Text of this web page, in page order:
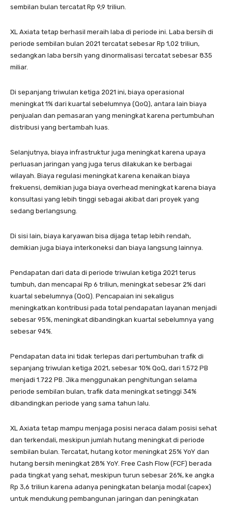
sembilan bulan tercatat Rp 9,9 triliun.
XL Axiata tetap berhasil meraih laba di periode ini. Laba bersih di
periode sembilan bulan 2021 tercatat sebesar Rp 1,02 triliun,
sedangkan laba bersih yang dinormalisasi tercatat sebesar 835
miliar.
Di sepanjang triwulan ketiga 2021 ini, biaya operasional
meningkat 1% dari kuartal sebelumnya (QoQ), antara lain biaya
penjualan dan pemasaran yang meningkat karena pertumbuhan
distribusi yang bertambah luas.
Selanjutnya, biaya infrastruktur juga meningkat karena upaya
perluasan jaringan yang juga terus dilakukan ke berbagai
wilayah. Biaya regulasi meningkat karena kenaikan biaya
frekuensi, demikian juga biaya overhead meningkat karena biaya
konsultasi yang lebih tinggi sebagai akibat dari proyek yang
sedang berlangsung.
Di sisi lain, biaya karyawan bisa dijaga tetap lebih rendah,
demikian juga biaya interkoneksi dan biaya langsung lainnya.
Pendapatan dari data di periode triwulan ketiga 2021 terus
tumbuh, dan mencapai Rp 6 triliun, meningkat sebesar 2% dari
kuartal sebelumnya (QoQ). Pencapaian ini sekaligus
meningkatkan kontribusi pada total pendapatan layanan menjadi
sebesar 95%, meningkat dibandingkan kuartal sebelumnya yang
sebesar 94%.
Pendapatan data ini tidak terlepas dari pertumbuhan trafik di
sepanjang triwulan ketiga 2021, sebesar 10% QoQ, dari 1.572 PB
menjadi 1.722 PB. Jika menggunakan penghitungan selama
periode sembilan bulan, trafik data meningkat setinggi 34%
dibandingkan periode yang sama tahun lalu.
XL Axiata tetap mampu menjaga posisi neraca dalam posisi sehat
dan terkendali, meskipun jumlah hutang meningkat di periode
sembilan bulan. Tercatat, hutang kotor meningkat 25% YoY dan
hutang bersih meningkat 28% YoY. Free Cash Flow (FCF) berada
pada tingkat yang sehat, meskipun turun sebesar 26%, ke angka
Rp 3,6 triliun karena adanya peningkatan belanja modal (capex)
untuk mendukung pembangunan jaringan dan peningkatan